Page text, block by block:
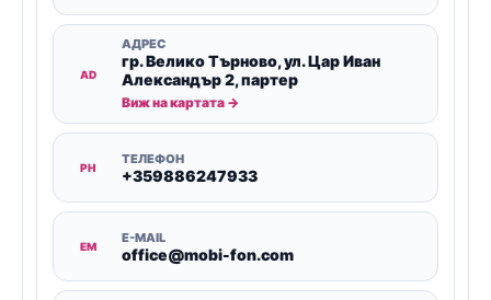
AD
АДРЕС
гр. Велико Търново, ул. Цар Иван
Александър 2, партер
Виж на картата →
PH
ТЕЛЕФОН
+359886247933
EM
E-MAIL
office@mobi-fon.com